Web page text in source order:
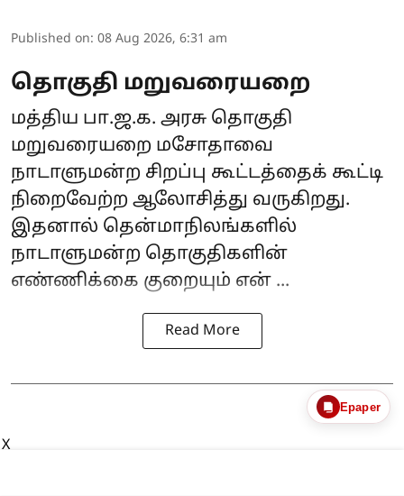
Published on: 08 Aug 2026, 6:31 am
தொகுதி மறுவரையறை
மத்திய பா.ஜ.க. அரசு தொகுதி
மறுவரையறை மசோதாவை
நாடாளுமன்ற சிறப்பு கூட்டத்தைக் கூட்டி
நிறைவேற்ற ஆலோசித்து வருகிறது.
இதனால் தென்மாநிலங்களில்
நாடாளுமன்ற தொகுதிகளின்
எண்ணிக்கை குறையும் என் ...
Read More
Epaper
X